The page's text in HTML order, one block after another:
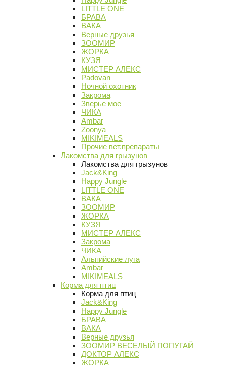
LITTLE ONE
БРАВА
ВАКА
Верные друзья
ЗООМИР
ЖОРКА
КУЗЯ
МИСТЕР АЛЕКС
Padovan
Ночной охотник
Закрома
Зверье мое
ЧИКА
Ambar
Zoonya
MIKIMEALS
Прочие вет.препараты
Лакомства для грызунов
Лакомства для грызунов
Jack&King
Happy Jungle
LITTLE ONE
ВАКА
ЗООМИР
ЖОРКА
КУЗЯ
МИСТЕР АЛЕКС
Закрома
ЧИКА
Альпийские луга
Ambar
MIKIMEALS
Корма для птиц
Корма для птиц
Jack&King
Happy Jungle
БРАВА
ВАКА
Верные друзья
ЗООМИР ВЕСЕЛЫЙ ПОПУГАЙ
ДОКТОР АЛЕКС
ЖОРКА